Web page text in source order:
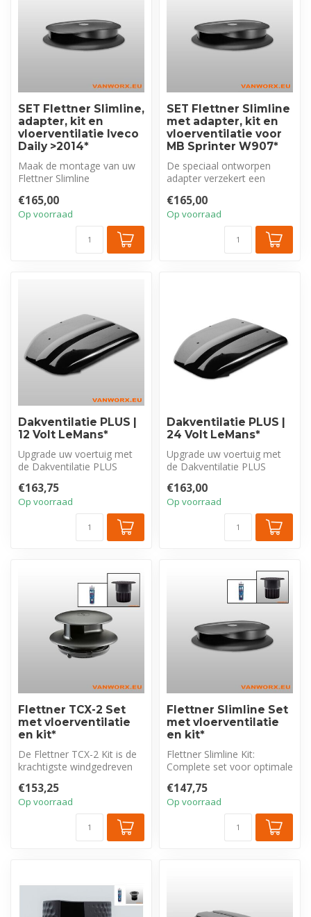
SET Flettner Slimline,
adapter, kit en
vloerventilatie Iveco
Daily >2014*
Maak de montage van uw
Flettner Slimline
Daily eenvoud...
€165,00
Op voorraad
SET Flettner Slimline
met adapter, kit en
vloerventilatie voor
MB Sprinter W907*
De speciaal ontworpen
adapter verzekert een
bevestiging van ...
€165,00
Op voorraad
Dakventilatie PLUS |
12 Volt LeMans*
Upgrade uw voertuig met
de Dakventilatie PLUS
dakventilator v...
€163,75
Op voorraad
Dakventilatie PLUS |
24 Volt LeMans*
Upgrade uw voertuig met
de Dakventilatie PLUS
dakventilator v...
€163,00
Op voorraad
Flettner TCX-2 Set
met vloerventilatie
en kit*
De Flettner TCX-2 Kit is de
krachtigste windgedreven
€153,25
Op voorraad
Flettner Slimline Set
met vloerventilatie
en kit*
Flettner Slimline Kit:
Complete set voor optimale
trai...
€147,75
Op voorraad